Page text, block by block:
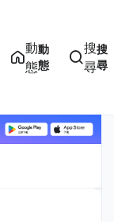
動
態
動
態
搜
尋
搜
尋